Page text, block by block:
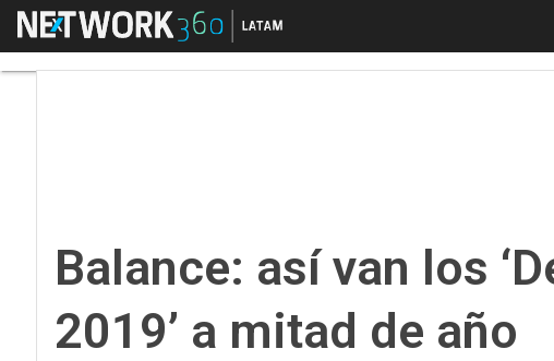
Menú
Balance: así van los
2019’ a mitad de año